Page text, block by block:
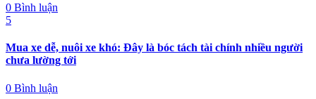
0 Bình luận
5
Mua xe dễ, nuôi xe khó: Đây là bóc tách tài chính nhiều người
chưa lường tới
0 Bình luận